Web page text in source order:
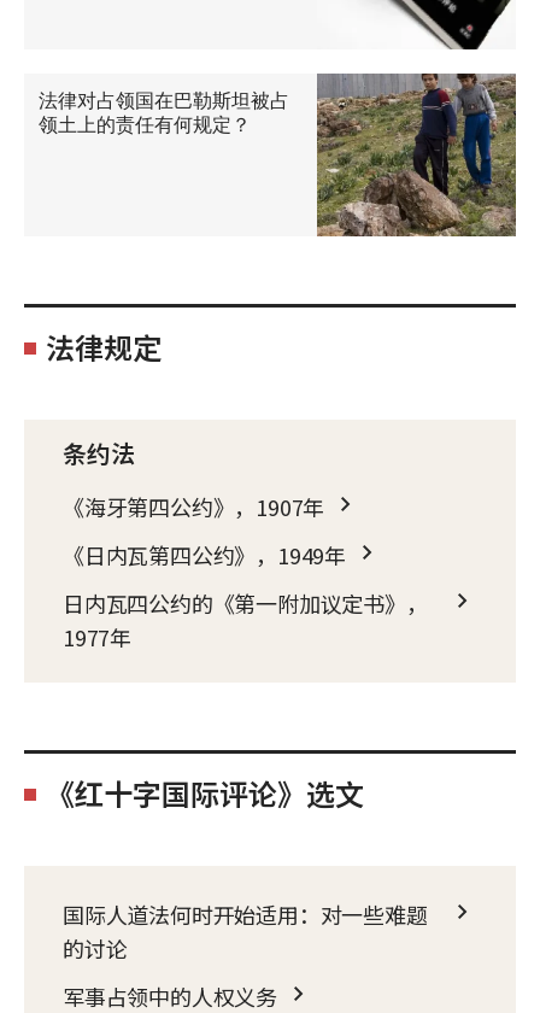
法律对占领国在巴勒斯坦被占
领土上的责任有何规定？
法律规定
条约法
《海牙第四公约》，1907年
《日内瓦第四公约》，1949年
日内瓦四公约的《第一附加议定书》，
1977年
《红十字国际评论》选文
国际人道法何时开始适用：对一些难题
的讨论
军事占领中的人权义务